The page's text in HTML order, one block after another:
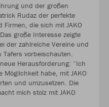
und der großen
Rudaz der perfekte
die sich mit JAKO
große Interesse zeigte
der zahlreiche Vereine und
Tafers vorbeischauten.
Herausforderung: “Ich
habe, mit JAKO
und umzusetzen. Die
mich stolz mit JAKO